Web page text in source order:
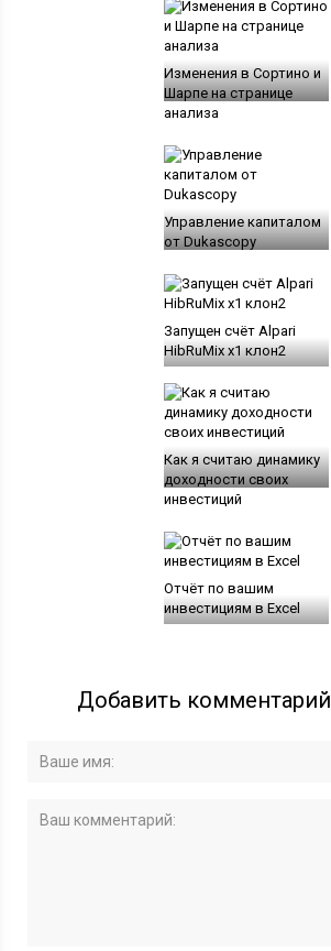
Изменения в Сортино и
Шарпе на странице
анализа
Управление капиталом
от Dukascopy
Запущен счёт Alpari
HibRuMix x1 клон2
Как я считаю динамику
доходности своих
инвестиций
Отчёт по вашим
инвестициям в Excel
Добавить комментарий